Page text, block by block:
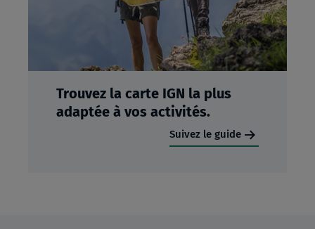
Trouvez la carte IGN la plus
adaptée à vos activités.
Suivez le guide